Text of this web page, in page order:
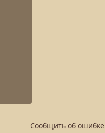
Сообщить об ошибке